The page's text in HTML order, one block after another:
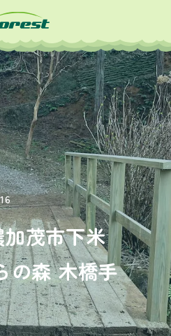
茂市下米
の森 木橋手